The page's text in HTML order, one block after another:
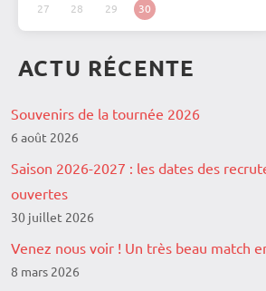
27
28 29 30
ACTU RÉCENTE
Souvenirs de la tournée 2026
6 août 2026
Saison 2026-2027 : les dates des
ouvertes
30 juillet 2026
Venez nous voir ! Un très beau match
8 mars 2026